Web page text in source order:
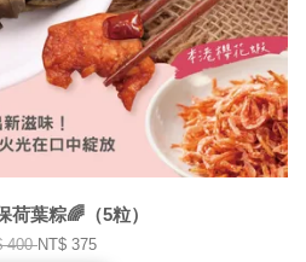
荷葉粽🌈（5粒）
400NT$ 375